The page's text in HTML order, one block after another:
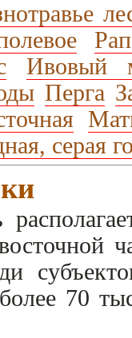
Ивовый
Перга
серая
более 70